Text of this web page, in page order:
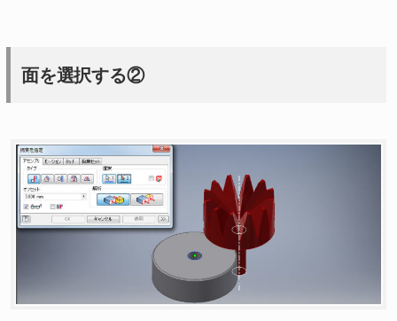
面を選択する②